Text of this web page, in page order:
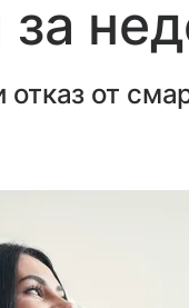
за
от